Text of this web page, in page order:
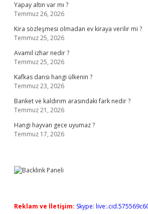
Yapay altın var mı ?
Temmuz 26, 2026
Kira sözleşmesi olmadan ev kiraya verilir mi ?
Temmuz 25, 2026
Avamil izhar nedir ?
Temmuz 25, 2026
Kafkas dansı hangi ülkenin ?
Temmuz 23, 2026
Banket ve kaldırım arasındaki fark nedir ?
Temmuz 21, 2026
Hangi hayvan gece uyumaz ?
Temmuz 17, 2026
Reklam ve İletişim: Skype: